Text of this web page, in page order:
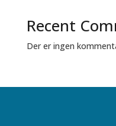
Recent
Der er ingen